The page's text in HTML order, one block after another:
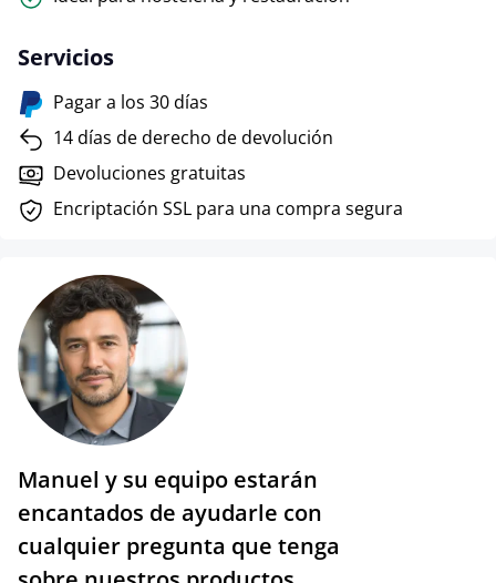
Servicios
Pagar a los 30 días
14 días de derecho de devolución
Devoluciones gratuitas
Encriptación SSL para una compra segura
Manuel y su equipo estarán
encantados de ayudarle con
cualquier pregunta que tenga